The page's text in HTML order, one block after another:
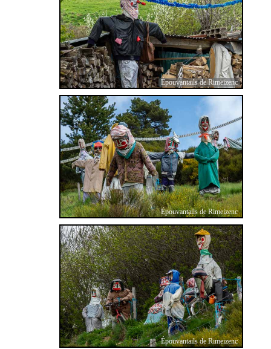
Épouvantails de Rimeizenc
Épouvantails de Rimeizenc
Épouvantails de Rimeizenc